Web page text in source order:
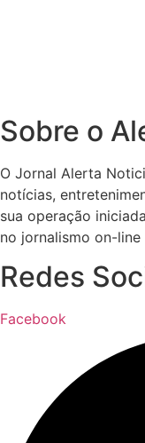
Sobre o
O Jornal Alerta
notícias,
sua operação
no jornalismo on-
Redes
Facebook